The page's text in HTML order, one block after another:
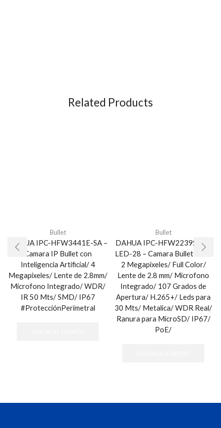
Related Products
Bullet
DAHUA IPC-HFW3441E-SA –
Camara IP Bullet con
Inteligencia Artificial/ 4
Megapixeles/ Lente de 2.8mm/
Microfono Integrado/ WDR/
IR 50 Mts/ SMD/ IP67
#ProtecciónPerimetral
Bullet
DAHUA IPC-HFW2239S-SA-
LED-28 – Camara Bullet IP de
2 Megapixeles/ Full Color/
Lente de 2.8 mm/ Microfono
Integrado/ 107 Grados de
Apertura/ H.265+/ Leds para
30 Mts/ Metalica/ WDR Real/
Ranura para MicroSD/ IP67/
PoE/